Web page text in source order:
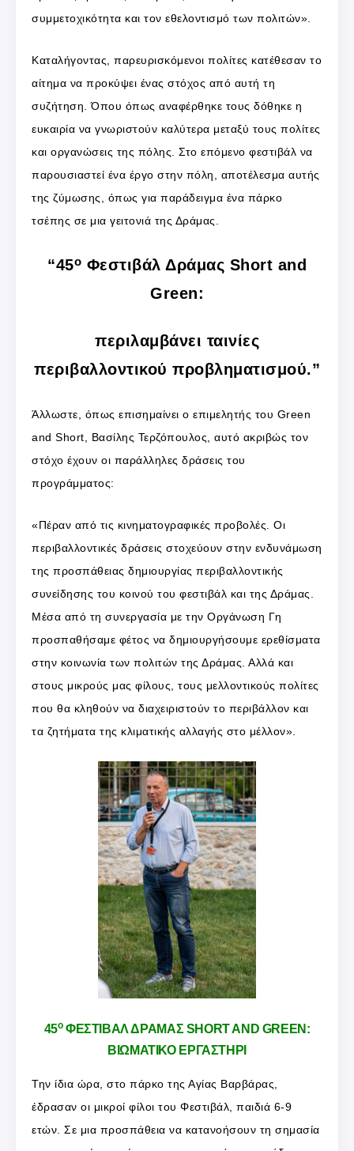
συμμετοχικότητα και τον εθελοντισμό των πολιτών».
Καταλήγοντας, παρευρισκόμενοι πολίτες κατέθεσαν το
αίτημα να προκύψει ένας στόχος από αυτή τη
συζήτηση. Όπου όπως αναφέρθηκε τους δόθηκε η
ευκαιρία να γνωριστούν καλύτερα μεταξύ τους πολίτες
και οργανώσεις της πόλης. Στο επόμενο φεστιβάλ να
παρουσιαστεί ένα έργο στην πόλη, αποτέλεσμα αυτής
της ζύμωσης, όπως για παράδειγμα ένα πάρκο
τσέπης σε μια γειτονιά της Δράμας.
“45ο Φεστιβάλ Δράμας Short and
Green:
περιλαμβάνει ταινίες
περιβαλλοντικού προβληματισμού.”
Άλλωστε, όπως επισημαίνει ο επιμελητής του Green
and Short, Βασίλης Τερζόπουλος, αυτό ακριβώς τον
στόχο έχουν οι παράλληλες δράσεις του
προγράμματος:
«Πέραν από τις κινηματογραφικές προβολές. Οι
περιβαλλοντικές δράσεις στοχεύουν στην ενδυνάμωση
της προσπάθειας δημιουργίας περιβαλλοντικής
συνείδησης του κοινού του φεστιβάλ και της Δράμας.
Μέσα από τη συνεργασία με την Οργάνωση Γη
προσπαθήσαμε φέτος να δημιουργήσουμε ερεθίσματα
στην κοινωνία των πολιτών της Δράμας. Αλλά και
στους μικρούς μας φίλους, τους μελλοντικούς πολίτες
που θα κληθούν να διαχειριστούν το περιβάλλον και
τα ζητήματα της κλιματικής αλλαγής στο μέλλον».
45οΦΕΣΤΙΒΑΛ ΔΡΑΜΑΣ SHORT AND GREEN:
ΒΙΩΜΑΤΙΚΟ ΕΡΓΑΣΤΗΡΙ
Την ίδια ώρα, στο πάρκο της Αγίας Βαρβάρας,
έδρασαν οι μικροί φίλοι του Φεστιβάλ, παιδιά 6-9
ετών. Σε μια προσπάθεια να κατανοήσουν τη σημασία